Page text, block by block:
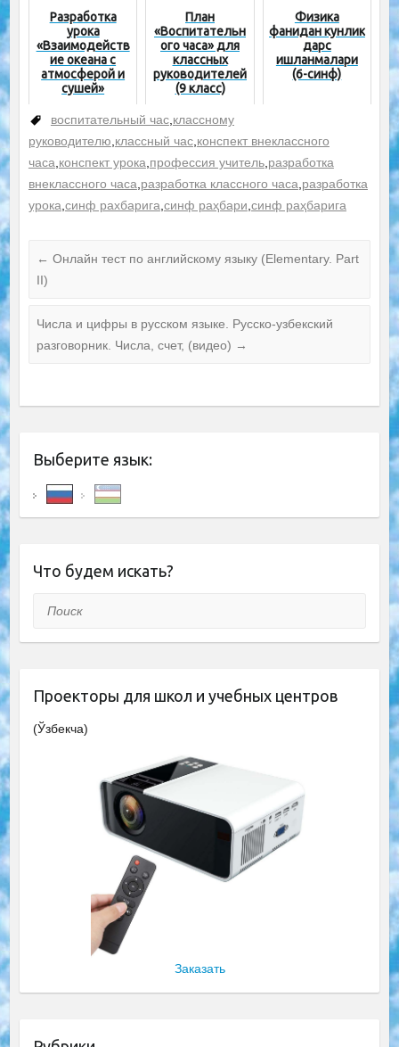
Разработка
урока
«Взаимодейств
ие океана с
атмосферой и
сушей»
План
«Воспитательн
ого часа» для
классных
руководителей
(9 класс)
Физика
фанидан кунлик
дарс
ишланмалари
(6-синф)
воспитательный час,классному
руководителю,классный час,конспект внеклассного
часа,конспект урока,профессия учитель,разработка
внеклассного часа,разработка классного часа,разработка
урока,синф рахбарига,синф раҳбари,синф раҳбарига
← Онлайн тест по английскому языку (Elementary. Part
II)
Числа и цифры в русском языке. Русско-узбекский
разговорник. Числа, счет, (видео) →
Выберите язык:
Что будем искать?
Поиск
Проекторы для школ и учебных центров
(Ўзбекча)
Заказать